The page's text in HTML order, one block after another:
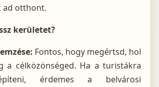
ad otthont.
kerületet?
Fontos, hogy megértsd, hol
a célközönséged. Ha a turistákra
érdemes a belvárosi